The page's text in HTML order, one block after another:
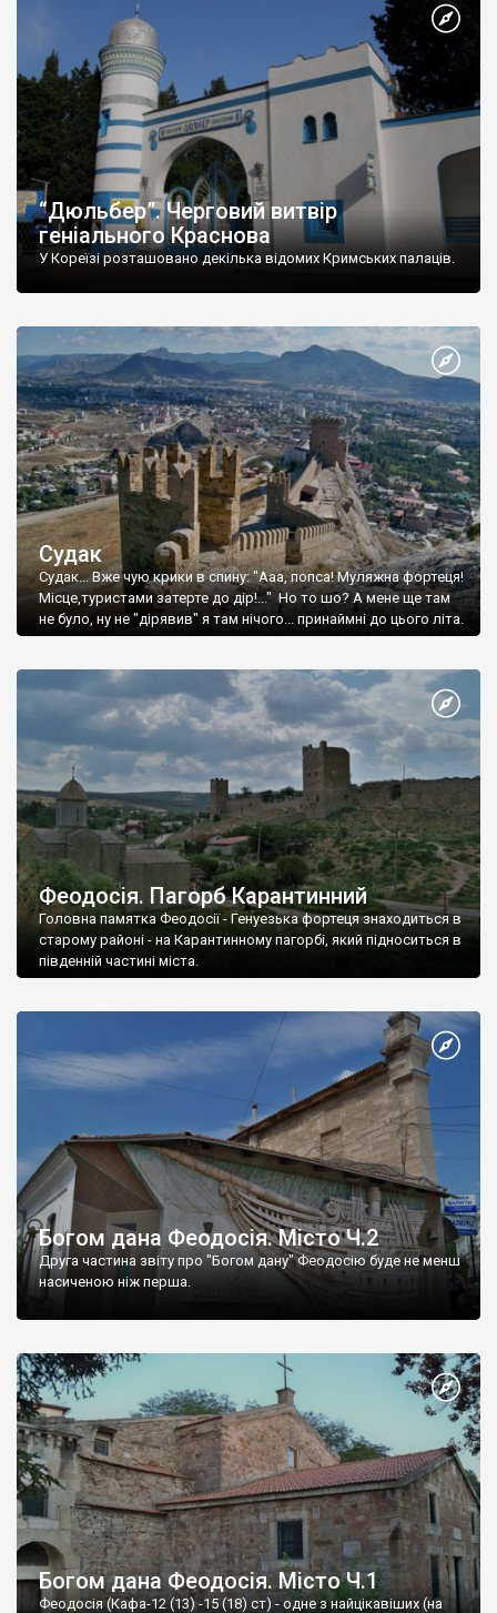
“Дюльбер”. Черговий витвір
геніального Краснова
У Кореїзі розташовано декілька відомих Кримських палаців.
Судак
Судак... Вже чую крики в спину: "Ааа, попса! Муляжна фортеця!
Місце,туристами затерте до дір!..." Но то шо? А мене ще там
не було, ну не "дірявив" я там нічого... принаймні до цього літа.
Феодосія. Пагорб Карантинний
Головна памятка Феодосії - Генуезька фортеця знаходиться в
старому районі - на Карантинному пагорбі, який підноситься в
південній частині міста.
Богом дана Феодосія. Місто Ч.2
Друга частина звіту про "Богом дану" Феодосію буде не менш
насиченою ніж перша.
Богом дана Феодосія. Місто Ч.1
Феодосія (Кафа-12 (13) -15 (18) ст) - одне з найцікавіших (на